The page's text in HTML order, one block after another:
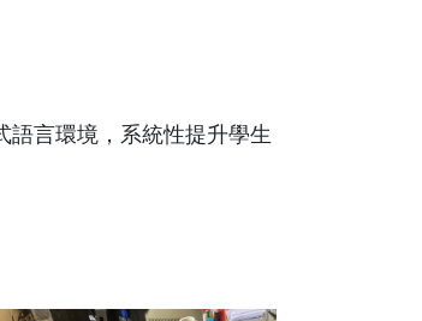
言環境，系統性提升學生